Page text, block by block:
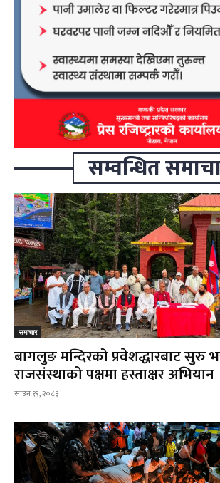
सम्वन्धित
समाचार
बागलुङ मन्दिरको प्रवेशद्धारबाट सुरु
राजसंस्थाको पक्षमा हस्ताक्षर अभियान
साउन १९, २०८३